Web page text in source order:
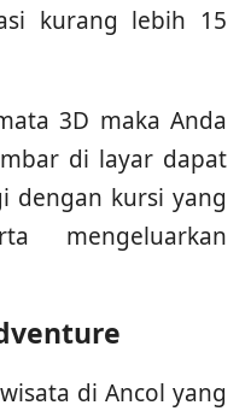
kurang lebih 15
3D maka Anda
di layar dapat
dengan kursi yang
mengeluarkan
di Ancol yang